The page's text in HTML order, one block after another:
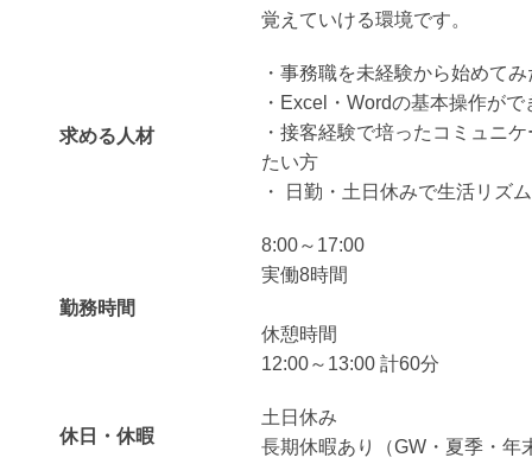
覚えていける環境です。
求める人材
・事務職を未経験から始めて
・Excel・Wordの基本操作がで
・接客経験で培ったコミュニ
たい方
・ 日勤・土日休みで生活リズ
勤務時間
8:00～17:00
実働8時間
休憩時間
12:00～13:00 計60分
休日・休暇
土日休み
長期休暇あり（GW・夏季・年